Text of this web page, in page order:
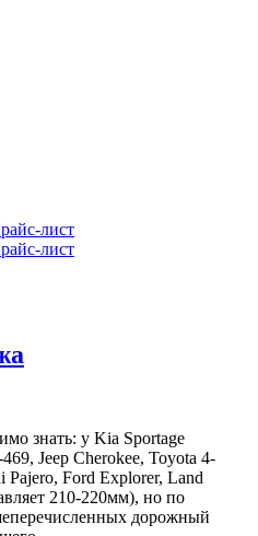
лист
лист
знать: у Kia Sportage
Jeep Cherokee, Toyota 4-
Pajero, Ford Explorer, Land
210-220мм), но по
дорожный